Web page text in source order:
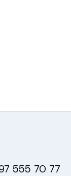
555 70 77